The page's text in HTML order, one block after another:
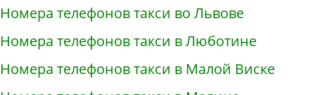
Номера телефонов такси во Львове
Номера телефонов такси в Люботине
Номера телефонов такси в Малой Виске